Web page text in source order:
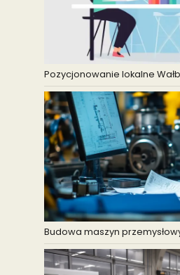
Pozycjonowanie lokalne
Budowa maszyn